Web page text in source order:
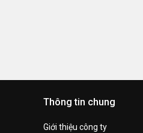
Thông tin chung
Giới thiệu công ty